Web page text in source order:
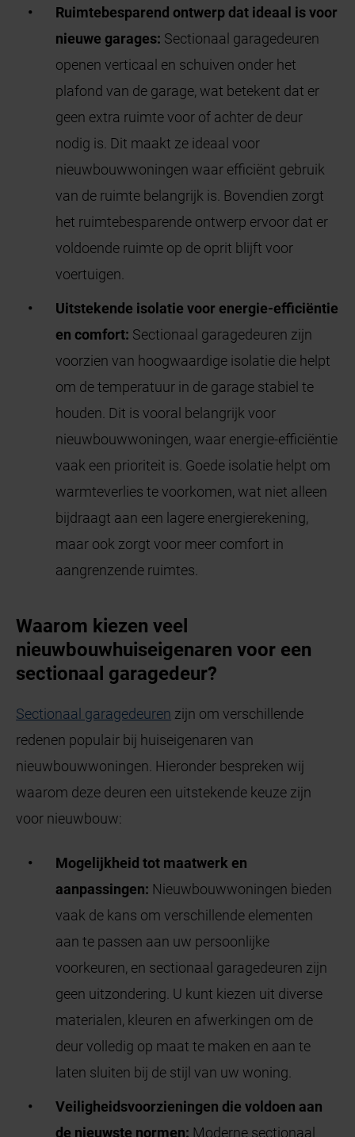
Ruimtebesparend ontwerp dat ideaal is voor
nieuwe garages: Sectionaal garagedeuren
openen verticaal en schuiven onder het
plafond van de garage, wat betekent dat er
geen extra ruimte voor of achter de deur
nodig is. Dit maakt ze ideaal voor
nieuwbouwwoningen waar efficiënt gebruik
van de ruimte belangrijk is. Bovendien zorgt
het ruimtebesparende ontwerp ervoor dat er
voldoende ruimte op de oprit blijft voor
voertuigen.
Uitstekende isolatie voor energie-efficiëntie
en comfort: Sectionaal garagedeuren zijn
voorzien van hoogwaardige isolatie die helpt
om de temperatuur in de garage stabiel te
houden. Dit is vooral belangrijk voor
nieuwbouwwoningen, waar energie-efficiëntie
vaak een prioriteit is. Goede isolatie helpt om
warmteverlies te voorkomen, wat niet alleen
bijdraagt aan een lagere energierekening,
maar ook zorgt voor meer comfort in
aangrenzende ruimtes.
Waarom kiezen veel
nieuwbouwhuiseigenaren voor een
sectionaal garagedeur?
Sectionaal garagedeuren zijn om verschillende
redenen populair bij huiseigenaren van
nieuwbouwwoningen. Hieronder bespreken wij
waarom deze deuren een uitstekende keuze zijn
voor nieuwbouw:
Mogelijkheid tot maatwerk en
aanpassingen: Nieuwbouwwoningen bieden
vaak de kans om verschillende elementen
aan te passen aan uw persoonlijke
voorkeuren, en sectionaal garagedeuren zijn
geen uitzondering. U kunt kiezen uit diverse
materialen, kleuren en afwerkingen om de
deur volledig op maat te maken en aan te
laten sluiten bij de stijl van uw woning.
Veiligheidsvoorzieningen die voldoen aan
de nieuwste normen: Moderne sectionaal